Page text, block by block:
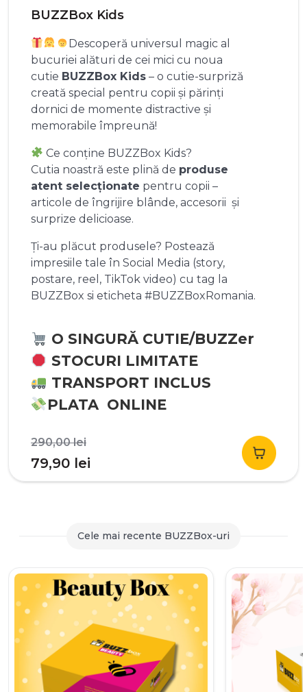
BUZZBox Kids
Descoperă universul magic al
bucuriei alături de cei mici cu noua
cutie BUZZBox Kids – o cutie-surpriză
creată special pentru copii și părinți
dornici de momente distractive și
memorabile împreună!
Ce conține BUZZBox Kids?
Cutia noastră este plină de produse
atent selecționate pentru copii –
articole de îngrijire blânde, accesorii și
surprize delicioase.
Ți-au plăcut produsele? Postează
impresiile tale în Social Media (story,
postare, reel, TikTok video) cu tag la
BUZZBox si eticheta #BUZZBoxRomania.
O SINGURĂ CUTIE/BUZZer
STOCURI LIMITATE
TRANSPORT INCLUS
PLATA ONLINE
290,00leiPrețul
inițial
a
290,00 lei.
79,90 lei
curent
79,90 lei.
Cele mai recente BUZZBox-uri